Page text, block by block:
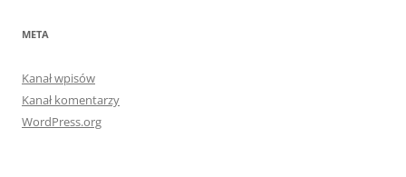
META
Kanał wpisów
Kanał komentarzy
WordPress.org